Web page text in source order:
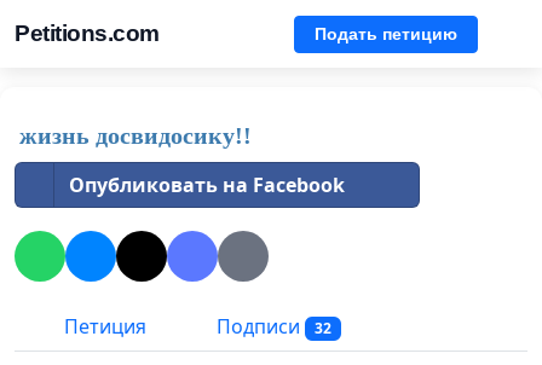
Petitions.com Подать петицию
жизнь досвидосику!!
Опубликовать на Facebook
Петиция Подписи 32